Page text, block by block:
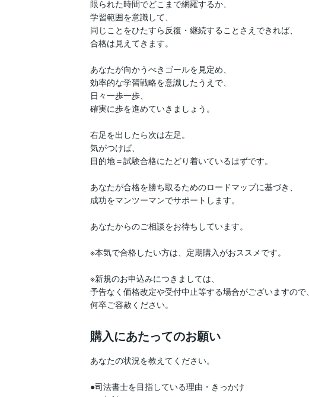
限られた時間でどこまで網羅するか、
学習範囲を意識して、
同じことをひたすら反復・継続することさえできれば、
合格は見えてきます。
あなたが向かうべきゴールを見定め、
効率的な学習戦略を意識したうえで、
日々一歩一歩、
確実に歩を進めていきましょう。
右足を出したら次は左足。
気がつけば、
目的地＝試験合格にたどり着いているはずです。
あなたが合格を勝ち取るためのロードマップに基づき、
成功をマンツーマンでサポートします。
あなたからのご相談をお待ちしています。
※本気で合格したい方は、定期購入がおススメです。
※新規のお申込みにつきましては、
予告なく価格改定や受付中止等する場合がございますので、
何卒ご容赦ください。
購入にあたってのお願い
あなたの状況を教えてください。
●司法書士を目指している理由・きっかけ